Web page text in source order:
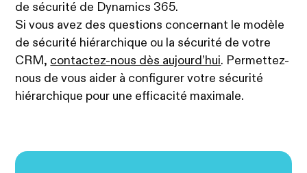
de sécurité de Dynamics 365.
Si vous avez des questions concernant le modèle
de sécurité hiérarchique ou la sécurité de votre
CRM, contactez-nous dès aujourd’hui. Permettez-
nous de vous aider à configurer votre sécurité
hiérarchique pour une efficacité maximale.